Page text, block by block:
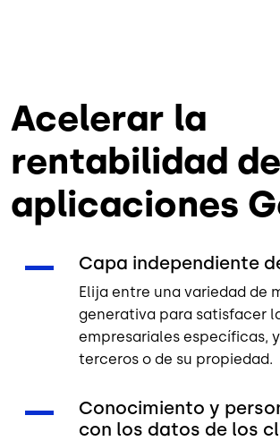
Acelerar la
rentabilidad
aplicaciones
Capa independiente
Elija entre una variedad de
generativa para satisfacer
empresariales específicas,
terceros o de su propiedad.
Conocimiento y
con los datos de los